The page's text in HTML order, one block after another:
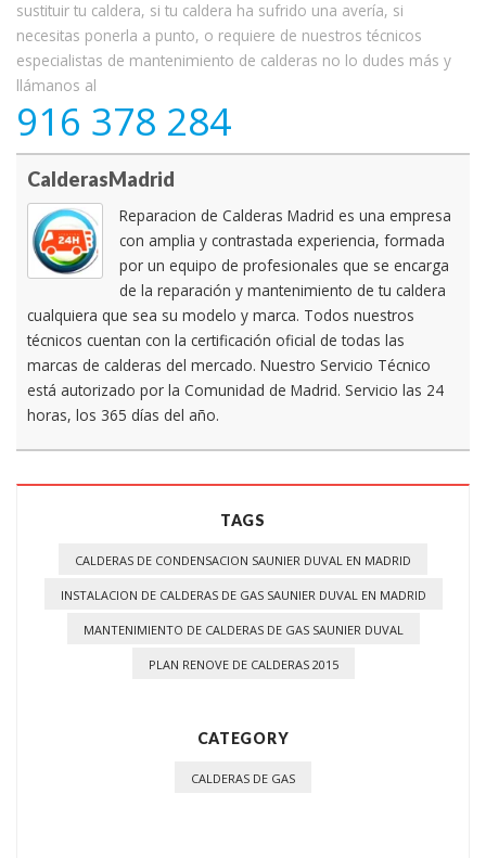
sustituir tu caldera, si tu caldera ha sufrido una avería, si
necesitas ponerla a punto, o requiere de nuestros técnicos
especialistas de mantenimiento de calderas no lo dudes más y
llámanos al
916 378 284
CalderasMadrid
Reparacion de Calderas Madrid es una empresa
con amplia y contrastada experiencia, formada
por un equipo de profesionales que se encarga
de la reparación y mantenimiento de tu caldera
cualquiera que sea su modelo y marca. Todos nuestros
técnicos cuentan con la certificación oficial de todas las
marcas de calderas del mercado. Nuestro Servicio Técnico
está autorizado por la Comunidad de Madrid. Servicio las 24
horas, los 365 días del año.
TAGS
CALDERAS DE CONDENSACION SAUNIER DUVAL EN MADRID
INSTALACION DE CALDERAS DE GAS SAUNIER DUVAL EN MADRID
MANTENIMIENTO DE CALDERAS DE GAS SAUNIER DUVAL
PLAN RENOVE DE CALDERAS 2015
CATEGORY
CALDERAS DE GAS